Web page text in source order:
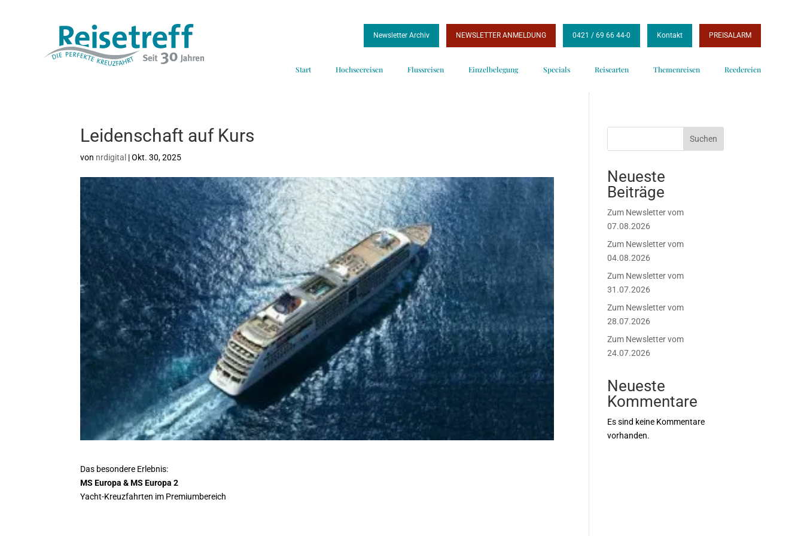
Newsletter Archiv NEWSLETTER ANMELDUNG 0421 / 69 66 44-0 Kontakt PREISALARM
Start Hochseereisen Flussreisen Einzelbelegung Specials Reisearten Themenreisen Reedereien
Leidenschaft auf Kurs
von nrdigital |Okt. 30, 2025
Das besondere Erlebnis:
MS Europa & MS Europa 2
Yacht-Kreuzfahrten im Premiumbereich
Suchen
Neueste
Beiträge
Zum Newsletter vom
07.08.2026
Zum Newsletter vom
04.08.2026
Zum Newsletter vom
31.07.2026
Zum Newsletter vom
28.07.2026
Zum Newsletter vom
24.07.2026
Neueste
Kommentare
Es sind keine Kommentare
vorhanden.